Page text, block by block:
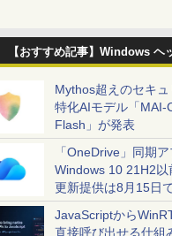
【おすすめ記事】Windows ヘ
Mythos超えのセキュ
特化AIモデル「MAI-
Flash」が発表
「OneDrive」同期ア
Windows 10 21H2以
更新提供は8月15日
JavaScriptから
直接呼び出せる仕組